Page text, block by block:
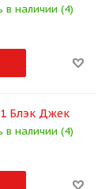
в наличии (4)
Блэк Джек
в наличии (4)